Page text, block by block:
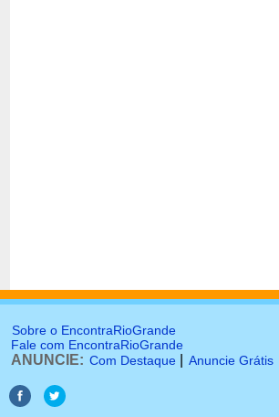
Sobre o EncontraRioGrande
Fale com EncontraRioGrande
ANUNCIE: Com Destaque Anuncie Grátis